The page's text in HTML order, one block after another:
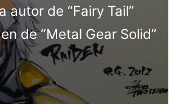
autor de “Fairy Tail”
de “Metal Gear Solid”